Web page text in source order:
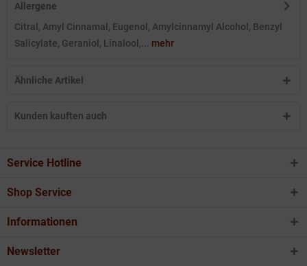
Allergene
Citral, Amyl Cinnamal, Eugenol, Amylcinnamyl Alcohol, Benzyl
Salicylate, Geraniol, Linalool,... mehr
Ähnliche Artikel
Kunden kauften auch
Service Hotline
Shop Service
Informationen
Newsletter